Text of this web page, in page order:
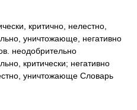
критично, нелестно,
уничтожающе, негативно
неодобрительно
критически; негативно
уничтожающе Словарь